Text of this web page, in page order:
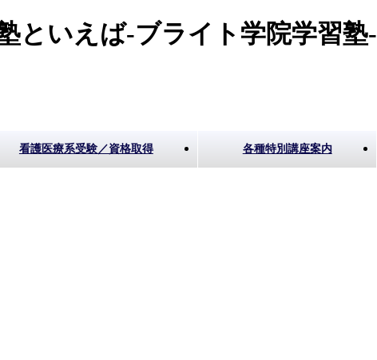
といえば-ブライト学院学習塾-
看護医療系受験／資格取得 各種特別講座案内